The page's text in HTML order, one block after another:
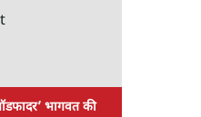
भागवत की